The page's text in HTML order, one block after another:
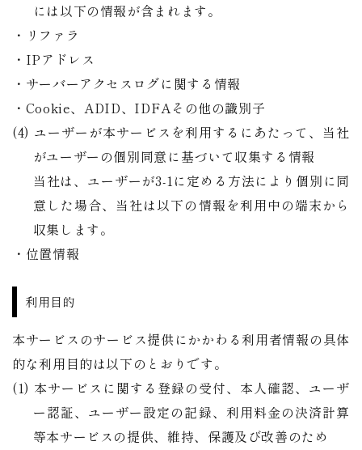
には以下の情報が含まれます。
・リファラ
・IPアドレス
・サーバーアクセスログに関する情報
・Cookie、ADID、IDFAその他の識別子
(4) ユーザーが本サービスを利用するにあたって、当社
がユーザーの個別同意に基づいて収集する情報
​​​​​​​当社は、ユーザーが3-1に定める方法により個別に同
意した場合、当社は以下の情報を利用中の端末から
収集します。
・位置情報
利用目的
本サービスのサービス提供にかかわる利用者情報の具体
的な利用目的は以下のとおりです。
(1) 本サービスに関する登録の受付、本人確認、ユーザ
ー認証、ユーザー設定の記録、利用料金の決済計算
等本サービスの提供、維持、保護及び改善のため